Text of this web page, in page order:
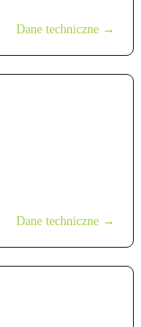
Dane techniczne →
Dane techniczne →